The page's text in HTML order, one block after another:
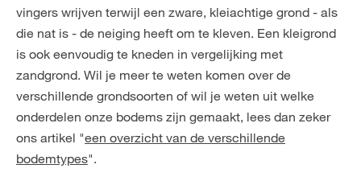
vingers wrijven terwijl een zware, kleiachtige grond - als
die nat is - de neiging heeft om te kleven. Een kleigrond
is ook eenvoudig te kneden in vergelijking met
zandgrond. Wil je meer te weten komen over de
verschillende grondsoorten of wil je weten uit welke
onderdelen onze bodems zijn gemaakt, lees dan zeker
ons artikel "een overzicht van de verschillende
bodemtypes".